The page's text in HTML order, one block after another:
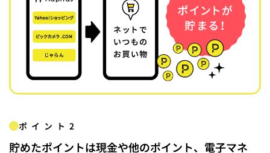
ポイント2
貯めたポイントは現金や他のポイント、電子マネ